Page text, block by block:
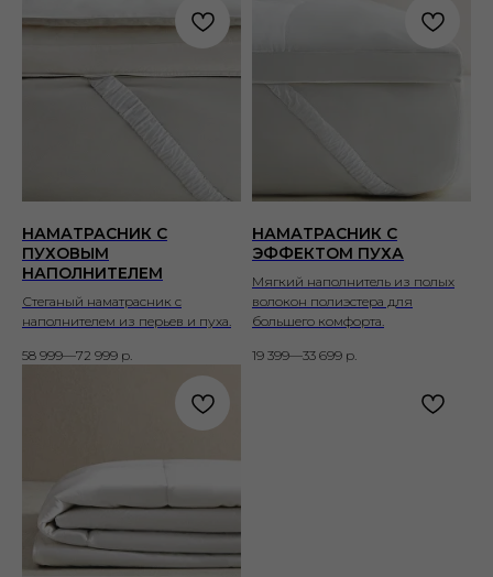
НАМАТРАСНИК С
ПУХОВЫМ
НАПОЛНИТЕЛЕМ
Стеганый наматрасник с
наполнителем из перьев и пуха.
58 999—72 999 р.
НАМАТРАСНИК С
ЭФФЕКТОМ ПУХА
Мягкий наполнитель из полых
волокон полиэстера для
большего комфорта.
19 399—33 699 р.